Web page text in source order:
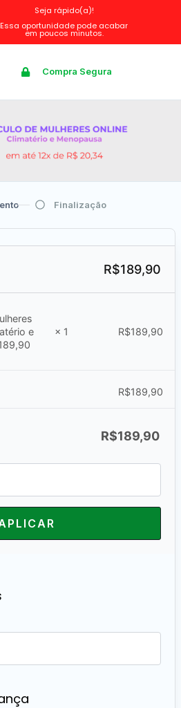
Seja rápido(a)!
Essa oportunidade pode acabar
em poucos minutos.
Compra Segura
Finalização
R$189,90
e
× 1 R$189,90
R$189,90
R$189,90